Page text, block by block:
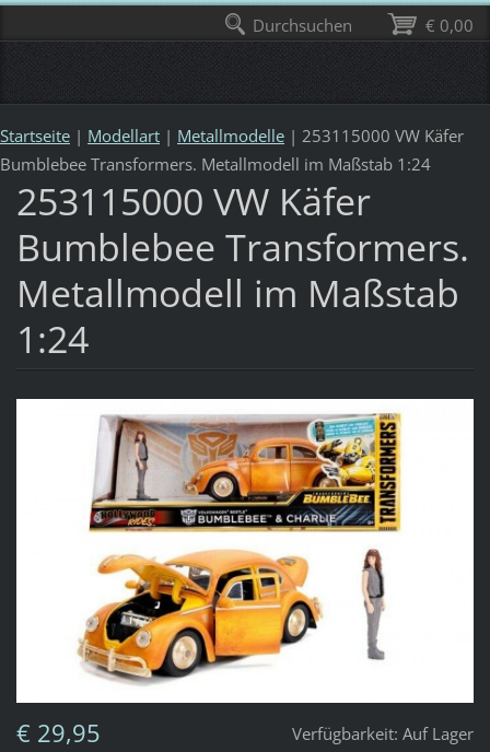
Startseite | Modellart | Metallmodelle | 253115000 VW Käfer
Bumblebee Transformers. Metallmodell im Maßstab 1:24
253115000 VW Käfer
Bumblebee Transformers.
Metallmodell im Maßstab
1:24
Verfügbarkeit: Auf Lager
€ 29,95
€ 0,00
Durchsuchen